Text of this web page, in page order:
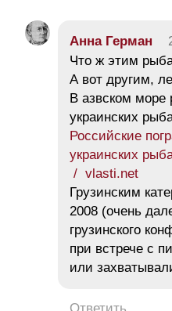
Анна Герман
Что ж этим
А вот другим,
В азвском море
украинских
Российские
украинских
/ vlasti.net
Грузинским
2008 (очень
грузинского
при встрече с
или